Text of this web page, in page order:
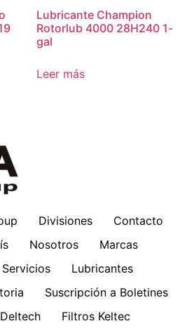
Lubricante Champion
Rotorlub 4000 28H240 1-
gal
Leer más
Divisiones
Contacto
Nosotros
Marcas
Servicios
Lubricantes
Suscripción a Boletines
Deltech
Filtros Keltec